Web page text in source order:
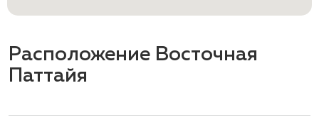
Расположение Восточная
Паттайя